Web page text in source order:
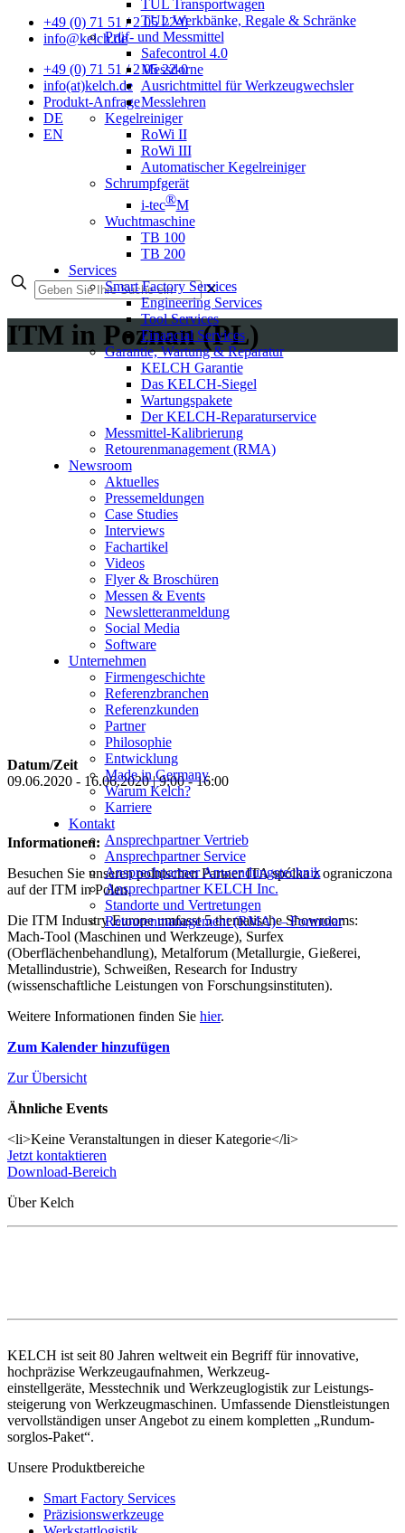
+49 (0) 71 51 / 2 05 22-0
info@kelch.de
+49 (0) 71 51 / 2 05 22-0
info(at)kelch.de
Produkt-Anfrage
DE
EN
TUL Transportwagen
TUL Werkbänke, Regale & Schränke
Prüf- und Messmittel
Safecontrol 4.0
Messdorne
Ausrichtmittel für Werkzeugwechsler
Messlehren
Kegelreiniger
RoWi II
RoWi III
Automatischer Kegelreiniger
Schrumpfgerät
i-tec®M
Wuchtmaschine
TB 100
TB 200
Services
Smart Factory Services
Engineering Services
Tool Services
Financial Services
Garantie, Wartung & Reparatur
KELCH Garantie
Das KELCH-Siegel
Wartungspakete
Der KELCH-Reparaturservice
Messmittel-Kalibrierung
Retourenmanagement (RMA)
Newsroom
Aktuelles
Pressemeldungen
Case Studies
Interviews
Fachartikel
Videos
Flyer & Broschüren
Messen & Events
Newsletteranmeldung
Social Media
Software
Unternehmen
Firmengeschichte
Referenzbranchen
Referenzkunden
Partner
Philosophie
Entwicklung
Made in Germany
Warum Kelch?
Karriere
Kontakt
Ansprechpartner Vertrieb
Ansprechpartner Service
Ansprechpartner Anwendungstechnik
Ansprechpartner KELCH Inc.
Standorte und Vertretungen
Retourenmanagement (RMA) – Formular
✕
ITM in Poznan (PL)
Datum/Zeit
09.06.2020 - 16.06.2020 | 9:00 - 16:00
Informationen:
Besuchen Sie unseren polnischen Partner ITA spólka z ograniczona
auf der ITM in Polen.
Die ITM Industry Europe umfasst 5 thematische Showrooms:
Mach-Tool (Maschinen und Werkzeuge), Surfex
(Oberflächenbehandlung), Metalforum (Metallurgie, Gießerei,
Metallindustrie), Schweißen, Research for Industry
(wissenschaftliche Leistungen von Forschungsinstituten).
Weitere Informationen finden Sie hier.
Zum Kalender hinzufügen
Zur Übersicht
Ähnliche Events
<li>Keine Veranstaltungen in dieser Kategorie</li>
Jetzt kontaktieren
Download-Bereich
Über Kelch
KELCH ist seit 80 Jahren weltweit ein Begriff für innovative,
hochpräzise Werkzeugaufnahmen, Werkzeug-
einstellgeräte, Messtechnik und Werkzeuglogistik zur Leistungs-
steigerung von Werkzeugmaschinen. Umfassende Dienstleistungen
vervollständigen unser Angebot zu einem kompletten „Rundum-
sorglos-Paket“.
Unsere Produktbereiche
Smart Factory Services
Präzisionswerkzeuge